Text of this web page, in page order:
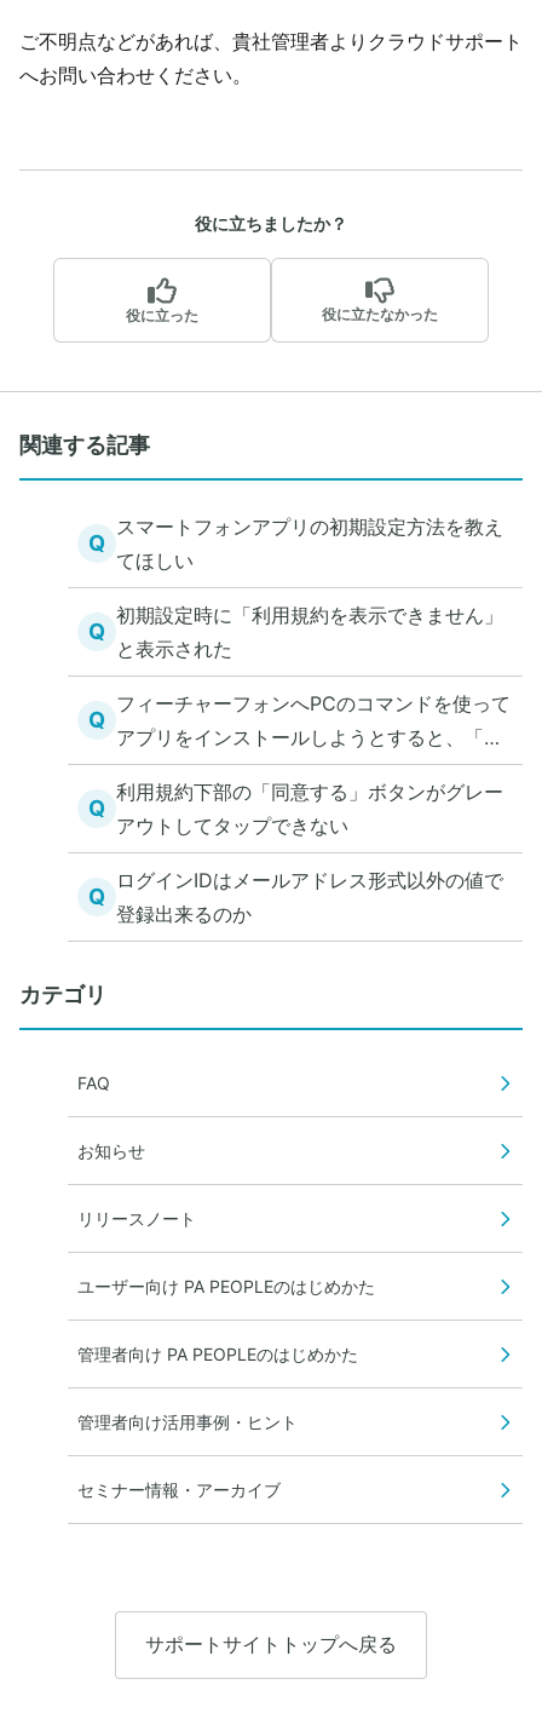
ご不明点などがあれば、貴社管理者よりクラウドサポート
へお問い合わせください。
役に立ちましたか？
役に立った 役に立たなかった
関連する記事
Q
スマートフォンアプリの初期設定方法を教え
てほしい
Q
初期設定時に「利用規約を表示できません」
と表示された
Q
フィーチャーフォンへPCのコマンドを使って
アプリをインストールしようとすると、「No
such file or directory」エラーとなる
Q
利用規約下部の「同意する」ボタンがグレー
アウトしてタップできない
Q
ログインIDはメールアドレス形式以外の値で
登録出来るのか
カテゴリ
FAQ
お知らせ
リリースノート
ユーザー向け PA PEOPLEのはじめかた
管理者向け PA PEOPLEのはじめかた
管理者向け活用事例・ヒント
セミナー情報・アーカイブ
サポートサイトトップへ戻る